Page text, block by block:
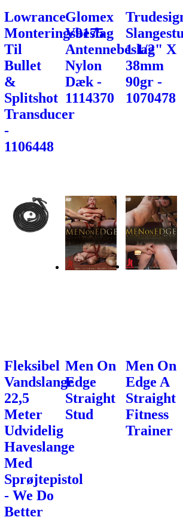
Lowrance
Monteringsbeslag
Til
Bullet
&
Splitshot
Transducer
-
1106448
Glomex
V9175
Antennebeslag
Nylon
Dæk -
1114370
1 1/2" X
38mm
90gr -
1070478
Fleksibel
Vandslange
22,5
Meter
Udvidelig
Haveslange
Med
Sprøjtepistol
- We Do
Better
Men On
Edge
Straight
Stud
Men On
Edge A
Straight
Fitness
Trainer